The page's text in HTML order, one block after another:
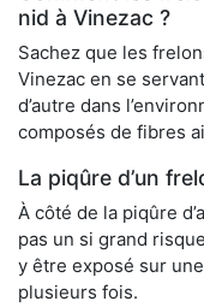
nid à Vinezac ?
Sachez que les
Vinezac en se
d’autre dans
composés de fibres
La piqûre d’un
À côté de la piqûre
pas un si grand
y être exposé sur
plusieurs fois.